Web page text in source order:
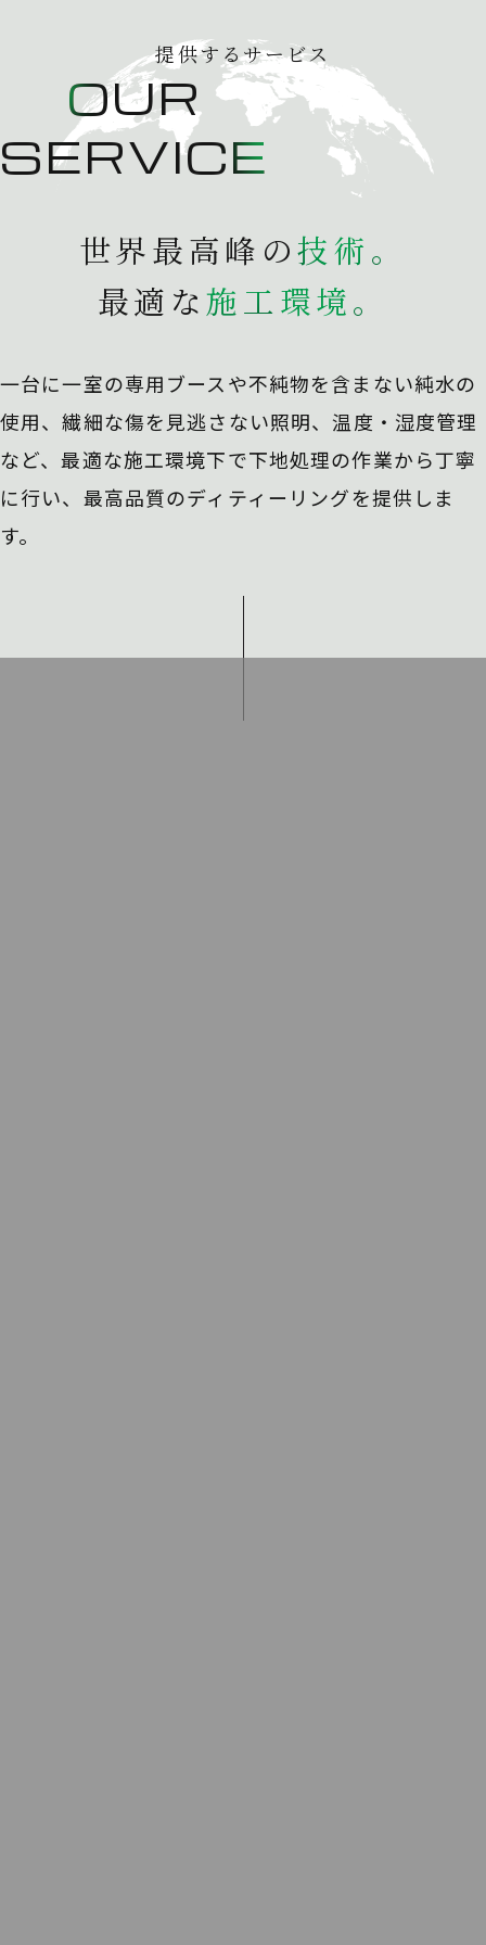
提供するサービス
OUR
SERVICE
世界最高峰の技術。
最適な施 工環境。
一台に一室の専用ブースや不純物を含まない純水の
使用、繊細な傷を見逃さない照明、温度・湿度管理
など、最適な施工環境下で下地処理の作業から丁寧
に行い、 最高品質のディティーリングを提供しま
す。